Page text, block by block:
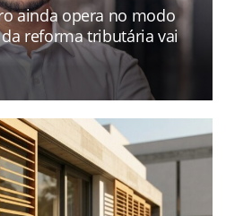
ainda opera no modo
reforma tributária vai